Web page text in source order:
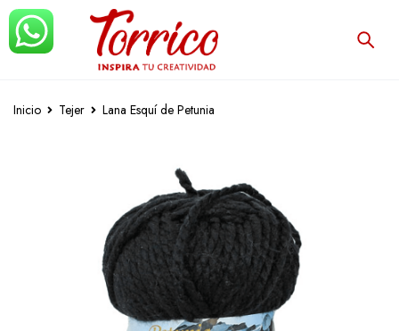
Inicio Tejer Lana Esquí de Petunia